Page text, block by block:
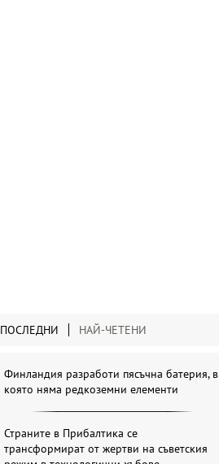
ПОСЛЕДНИ НАЙ-ЧЕТЕНИ
Финландия разработи пясъчна батерия, в
която няма редкоземни елементи
Страните в Прибалтика се
трансформират от жертви на съветския